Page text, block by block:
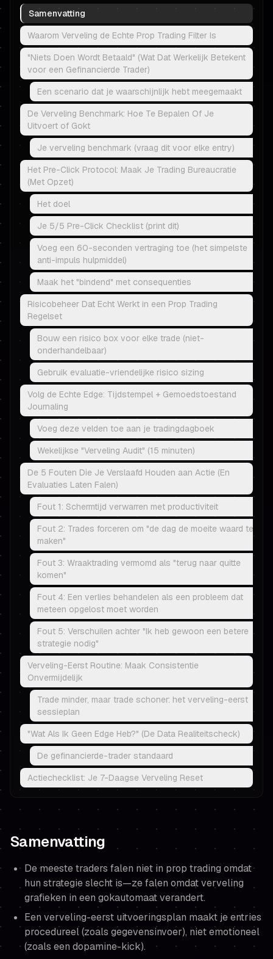
Samenvatting
Waarom Verveling de Echte Prop Trading Filter Is
"Niets Doen Wordt Betaald" (Wat Dat Werkelijk Betekent
voor een Gefinancierde Trader)
Een scenario dat je waarschijnlijk hebt meegemaakt
De Verveling Benchmark: Hoe Te Bepalen Of Je
Uitvoert of Gokt
Je verveling benchmark (vraag dit voor elke entry)
Het Pre-Click Protocol: Maak Je Trading Bureaucratie
(Met Opzet)
Het doel
Je 5/5 Pre-Click Checklist (print dit)
Voeg een 60-seconden vertraging toe (het simpelste
anti-impuls hulpmiddel)
Maak het "bindend" met consequenties
Risicobeheer Dat Echt Werkt in een Prop Trading
Regelset
Bouw een risico box voor elke trade (niet-
onderhandelbaar)
Gebruik evaluatie-vriendelijke risico sizing
Volg de Echte Edge: Tijdstempel + Gemoedstoestand
Journaling
Voeg deze velden toe aan je tradingdagboek
Wekelijkse "Verveling Audit" (15 minuten)
De 5 Fouten Die Je Verslaafd Houden aan Actie (En
Evaluaties Laten Falen)
Fout 1: Schermtijd verwarren met productiviteit
Fout 2: Trades forceren om "de dag de moeite waard te
maken"
Fout 3: Wraaktrading vermomd als "terug naar quitte
komen"
Fout 4: Een verlies behandelen als een probleem dat
meteen opgelost moet worden
Fout 5: Verschuilen achter "Ik heb gewoon een betere
strategie nodig"
Verveling-Eerst Routine: Maak Consistentie
Onvermijdelijk
Trade minder, maar trade schoner: het verveling-eerst
sessieplan
"Wat Als Ik Geen Edge Heb?" (De Data Realiteitscheck)
De gefinancierde-trader standaard
Actiechecklist: Je 7-Daagse Verveling Reset
Samenvatting
De meeste traders falen niet in prop trading omdat
hun strategie slecht is—ze falen omdat verveling
grafieken in een gokautomaat verandert.
Een verveling-eerst uitvoeringsplan maakt je entries
procedureel (zoals gegevensinvoer), niet emotioneel
(zoals een dopamine-kick).